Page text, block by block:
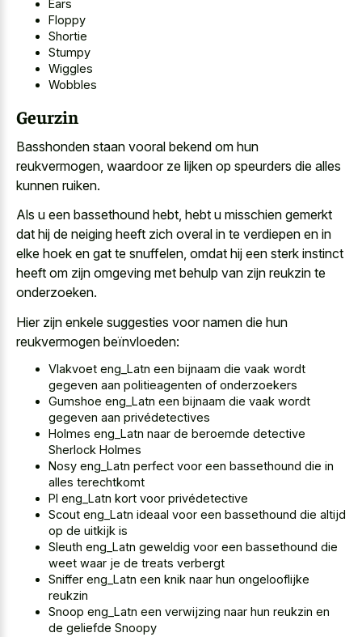
Ears
Floppy
Shortie
Stumpy
Wiggles
Wobbles
Geurzin
Basshonden staan vooral bekend om hun
reukvermogen, waardoor ze lijken op speurders die alles
kunnen ruiken.
Als u een bassethound hebt, hebt u misschien gemerkt
dat hij de neiging heeft zich overal in te verdiepen en in
elke hoek en gat te snuffelen, omdat hij een sterk instinct
heeft om zijn omgeving met behulp van zijn reukzin te
onderzoeken.
Hier zijn enkele suggesties voor namen die hun
reukvermogen beïnvloeden:
Vlakvoet eng_Latn een bijnaam die vaak wordt
gegeven aan politieagenten of onderzoekers
Gumshoe eng_Latn een bijnaam die vaak wordt
gegeven aan privédetectives
Holmes eng_Latn naar de beroemde detective
Sherlock Holmes
Nosy eng_Latn perfect voor een bassethound die in
alles terechtkomt
PI eng_Latn kort voor privédetective
Scout eng_Latn ideaal voor een bassethound die altijd
op de uitkijk is
Sleuth eng_Latn geweldig voor een bassethound die
weet waar je de treats verbergt
Sniffer eng_Latn een knik naar hun ongelooflijke
reukzin
Snoop eng_Latn een verwijzing naar hun reukzin en
de geliefde Snoopy